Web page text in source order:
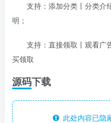
支持：添加分类丨分类介
明；
支持：直接领取丨观看广
买领取
源码下载
此处内容已隐